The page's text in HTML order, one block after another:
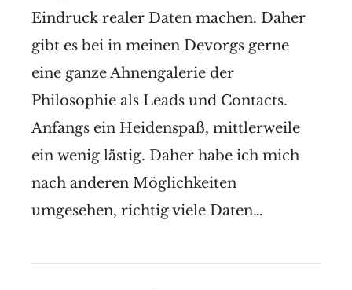
Eindruck realer Daten machen. Daher
gibt es bei in meinen Devorgs gerne
eine ganze Ahnengalerie der
Philosophie als Leads und Contacts.
Anfangs ein Heidenspaß, mittlerweile
ein wenig lästig. Daher habe ich mich
nach anderen Möglichkeiten
umgesehen, richtig viele Daten…